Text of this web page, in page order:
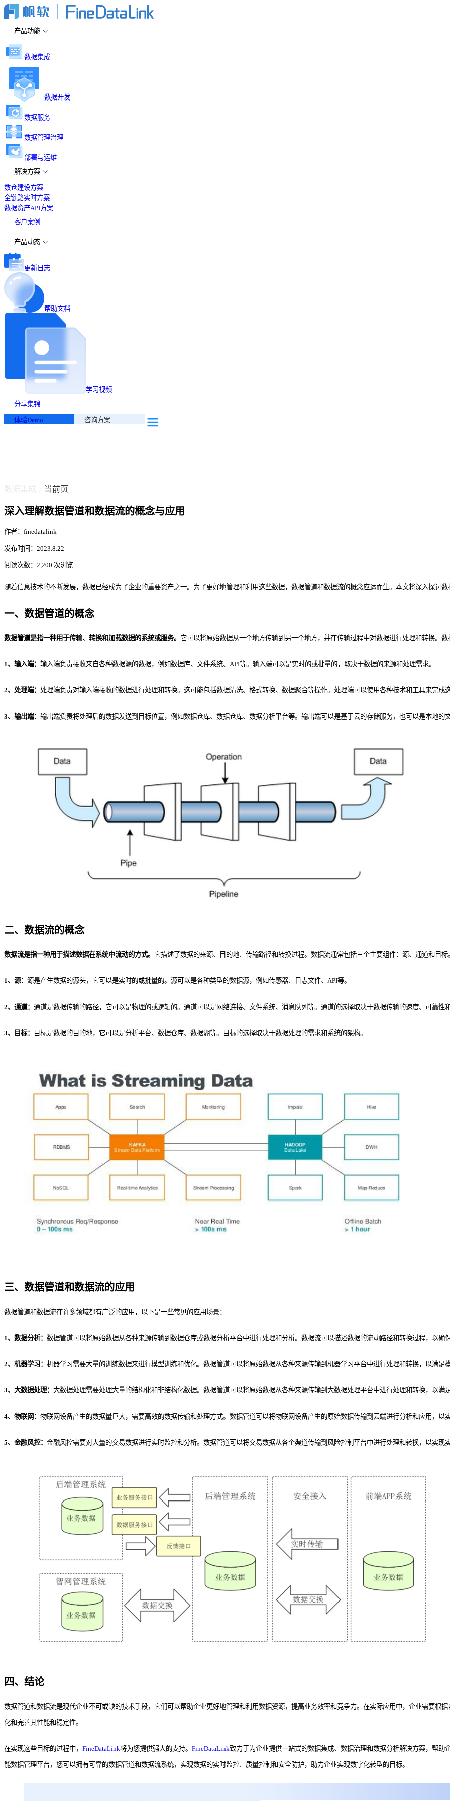
产品功能
数据集成
数据开发
数据服务
数据管理治理
部署与运维
解决方案
数仓建设方案
全链路实时方案
数据资产API方案
客户案例
产品动态
更新日志
帮助文档
学习视频
分享集锦
体验Demo 咨询方案
当前页
深入理解数据管道和数据流的概念与应用
作者：finedatalink
发布时间：2023.8.22
阅读次数：2,200 次浏览
随着信息技术的不断发展，数据已经成为了企业的重要资产之一。为了更好地管理和利用这些数据，数据管道和数据流的概念应运而生。本文将深入探讨数
一、数据管道的概念
数据管道是指一种用于传输、转换和加载数据的系统或服务。 它可以将原始数据从一个地方传输到另一个地方，并在传输过程中对数据进行处理和转换。
1、输入端： 输入端负责接收来自各种数据源的数据，例如数据库、文件系统、API等。输入端可以是实时的或批量的，取决于数据的来源和处理需求。
2、处理端： 处理端负责对输入端接收的数据进行处理和转换。这可能包括数据清洗、格式转换、数据聚合等操作。处理端可以使用各种技术和工具来完成
3、输出端： 输出端负责将处理后的数据发送到目标位置，例如数据仓库、数据仓库、数据分析平台等。输出端可以是基于云的存储服务，也可以是本地的
二、数据流的概念
数据流是指一种用于描述数据在系统中流动的方式。 它描述了数据的来源、目的地、传输路径和转换过程。数据流通常包括三个主要组件：源、通道和目标
1、源： 源是产生数据的源头，它可以是实时的或批量的。源可以是各种类型的数据源，例如传感器、日志文件、API等。
2、通道： 通道是数据传输的路径，它可以是物理的或逻辑的。通道可以是网络连接、文件系统、消息队列等。通道的选择取决于数据传输的速度、可靠性
3、目标： 目标是数据的目的地，它可以是分析平台、数据仓库、数据湖等。目标的选择取决于数据处理的需求和系统的架构。
三、数据管道和数据流的应用
数据管道和数据流在许多领域都有广泛的应用，以下是一些常见的应用场景：
1、数据分析： 数据管道可以将原始数据从各种来源传输到数据仓库或数据分析平台中进行处理和分析。数据流可以描述数据的流动路径和转换过程，以确
2、机器学习： 机器学习需要大量的训练数据来进行模型训练和优化。数据管道可以将原始数据从各种来源传输到机器学习平台中进行处理和转换，以满足
3、大数据处理： 大数据处理需要处理大量的结构化和非结构化数据。数据管道可以将原始数据从各种来源传输到大数据处理平台中进行处理和转换，以满
4、物联网： 物联网设备产生的数据量巨大，需要高效的数据传输和处理方式。数据管道可以将物联网设备产生的原始数据传输到云端进行分析和应用，以
5、金融风控： 金融风控需要对大量的交易数据进行实时监控和分析。数据管道可以将交易数据从各个渠道传输到风险控制平台中进行处理和转换，以实现
四、结论
数据管道和数据流是现代企业不可或缺的技术手段，它们可以帮助企业更好地管理和利用数据资源，提高业务效率和竞争力。在实际应用中，企业需要根
化和完善其性能和稳定性。
在实现这些目标的过程中， FineDataLink将为您提供强大的支持。 FineDataLink致力于为企业提供一站式的数据集成、数据治理和数据分析解决方案，帮助
能数据管理平台，您可以拥有可靠的数据管道和数据流系统，实现数据的实时监控、质量控制和安全防护，助力企业实现数字化转型的目标。